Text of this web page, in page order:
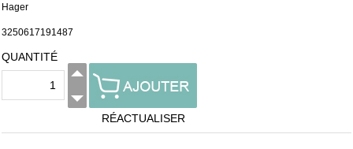
Hager
3250617191487
QUANTITÉ
RÉACTUALISER